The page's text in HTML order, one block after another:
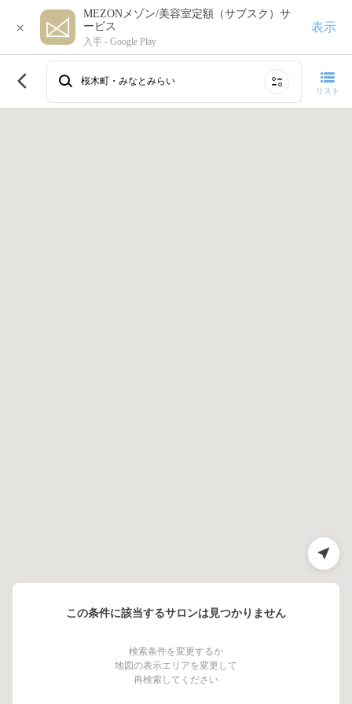
×
MEZONメゾン/美容室定額（サブスク）サ
ービス
入手 - Google Play
表示
桜木町・みなとみらい
リスト
この条件に該当するサロンは見つかりません
検索条件を変更するか
地図の表示エリアを変更して
再検索してください